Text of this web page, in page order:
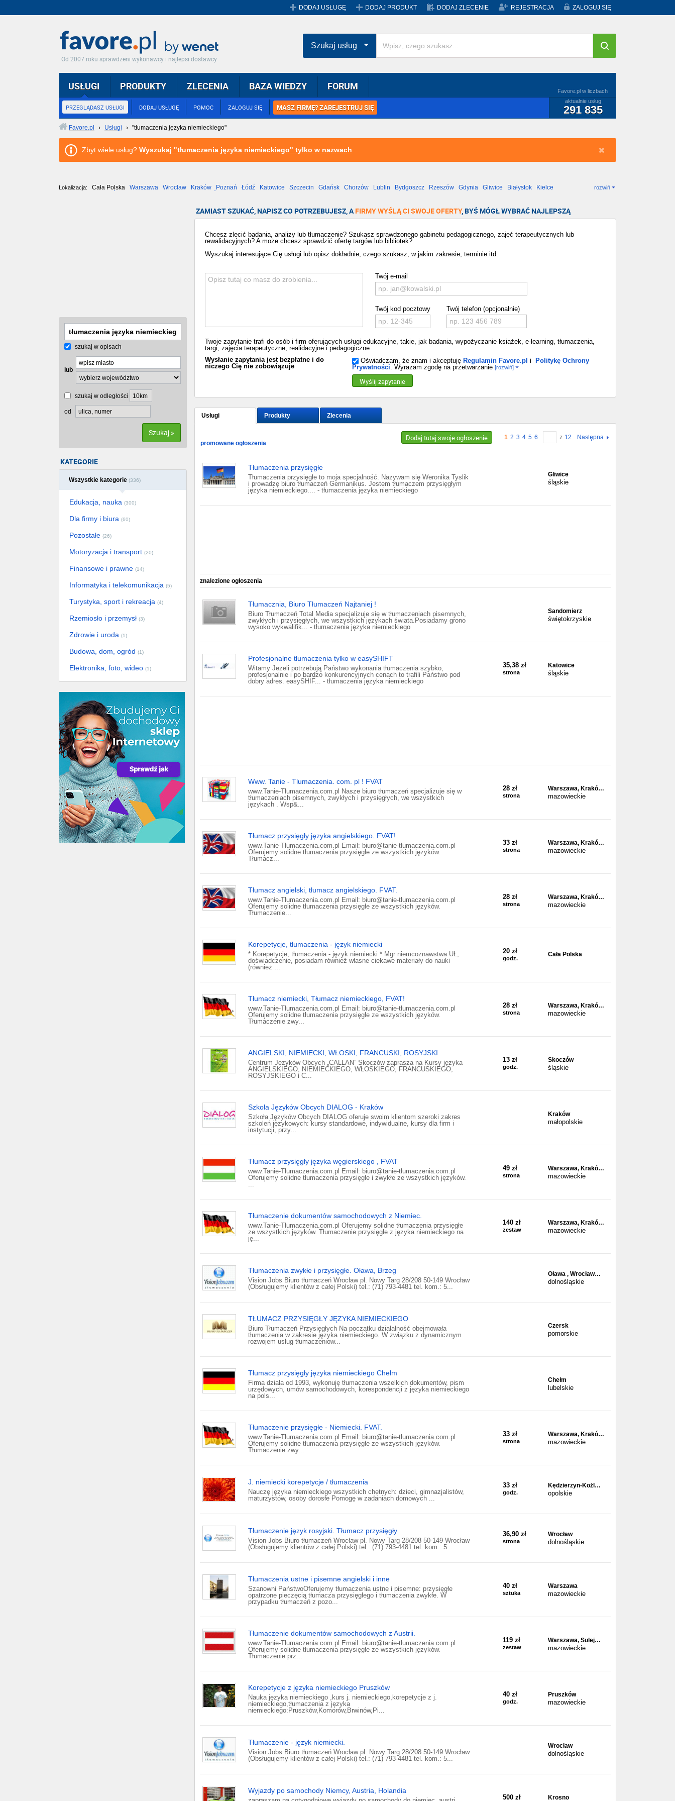
DODAJ USŁUGĘ DODAJ PRODUKT DODAJ ZLECENIE REJESTRACJA ZALOGUJ SIĘ
Od 2007 roku sprawdzeni wykonawcy i najlepsi dostawcy
USŁUGI
PRZEGLĄDASZ USŁUGI DODAJ USŁUGĘ POMOC ZALOGUJ SIĘ MASZ FIRMĘ? ZAREJESTRUJ SIĘ
Favore.pl w liczbach
aktualnie usług
291 835
PRODUKTY ZLECENIA BAZA WIEDZY FORUM
Szukaj usług
Favore.pl › Usługi › "tłumaczenia języka niemieckiego"
Zbyt wiele usług? Wyszukaj "tłumaczenia języka niemieckiego" tylko w nazwach
Lokalizacja: Cała Polska Warszawa Wrocław Kraków Poznań Łódź Katowice Szczecin Gdańsk Chorzów Lublin Bydgoszcz Rzeszów Gdynia Gliwice Białystok
Kielce
rozwiń
szukaj w opisach
lub
szukaj w odległości
od
Szukaj »
KATEGORIE
Wszystkie kategorie (336)
Edukacja, nauka (300)
Dla firmy i biura (60)
Pozostałe (26)
Motoryzacja i transport (20)
Finansowe i prawne (14)
Informatyka i telekomunikacja (5)
Turystyka, sport i rekreacja (4)
Rzemiosło i przemysł (3)
Zdrowie i uroda (1)
Budowa, dom, ogród (1)
Elektronika, foto, wideo (1)
ZAMIAST SZUKAĆ, NAPISZ CO POTRZEBUJESZ, AFIRMY WYŚLĄ CI SWOJE OFERTY, BYŚ MÓGŁ WYBRAĆ NAJLEPSZĄ
Chcesz zlecić badania, analizy lub tłumaczenie? Szukasz sprawdzonego gabinetu pedagogicznego, zajęć terapeutycznych lub
rewalidacyjnych? A może chcesz sprawdzić ofertę targów lub bibliotek?
Wyszukaj interesujące Cię usługi lub opisz dokładnie, czego szukasz, w jakim zakresie, terminie itd.
Twój e-mail
Twój kod pocztowy Twój telefon (opcjonalnie)
Twoje zapytanie trafi do osób i firm oferujących usługi edukacyjne, takie, jak badania, wypożyczanie książek, e-learning, tłumaczenia,
targi, zajęcia terapeutyczne, realidacyjne i pedagogiczne.
Wysłanie zapytania jest bezpłatne i do
niczego Cię nie zobowiązuje
Oświadczam, że znam i akceptuję Regulamin Favore.pl i
Politykę Ochrony
Prywatności. Wyrażam zgodę na przetwarzanie [rozwiń]
Wyślij zapytanie
Usługi Produkty Zlecenia
Dodaj tutaj swoje ogłoszenie
promowane ogłoszenia
1 2 3 4 5 6 z 12 Następna
Tłumaczenia przysięgłe
Tłumaczenia przysięgłe to moja specjalność. Nazywam się Weronika Tyslik
i prowadzę biuro tłumaczeń Germanikus. Jestem tłumaczem przysięgłym
języka niemieckiego.... - tłumaczenia języka niemieckiego
Gliwice
śląskie
znalezione ogłoszenia
Tłumacznia, Biuro Tłumaczeń Najtaniej !
Biuro Tłumaczeń Total Media specjalizuje się w tłumaczeniach pisemnych,
zwykłych i przysięgłych, we wszystkich językach świata.Posiadamy grono
wysoko wykwalifik... - tłumaczenia języka niemieckiego
Sandomierz
świętokrzyskie
Profesjonalne tłumaczenia tylko w easySHIFT
Witamy Jeżeli potrzebują Państwo wykonania tłumaczenia szybko,
profesjonalnie i po bardzo konkurencyjnych cenach to trafili Państwo pod
dobry adres. easySHIF... - tłumaczenia języka niemieckiego
35,38 zł
strona
Katowice
śląskie
Www. Tanie - Tlumaczenia. com. pl ! FVAT
www.Tanie-Tlumaczenia.com.pl Nasze biuro tłumaczeń specjalizuje się w
tłumaczeniach pisemnych, zwykłych i przysięgłych, we wszystkich
językach . Wsp&...
28 zł
strona
Warszawa, Krakó…
mazowieckie
Tłumacz przysięgły języka angielskiego. FVAT!
www.Tanie-Tlumaczenia.com.pl Email: biuro@tanie-tlumaczenia.com.pl
Oferujemy solidne tłumaczenia przysięgłe ze wszystkich języków.
Tłumacz...
33 zł
strona
Warszawa, Krakó…
mazowieckie
Tłumacz angielski, tłumacz angielskiego. FVAT.
www.Tanie-Tlumaczenia.com.pl Email: biuro@tanie-tlumaczenia.com.pl
Oferujemy solidne tłumaczenia przysięgłe ze wszystkich języków.
Tłumaczenie...
28 zł
strona
Warszawa, Krakó…
mazowieckie
Korepetycje, tłumaczenia - język niemiecki
* Korepetycje, tłumaczenia - język niemiecki * Mgr niemcoznawstwa UŁ,
doświadczenie, posiadam również własne ciekawe materiały do nauki
(również ...
20 zł
godz.
Cała Polska
Tłumacz niemiecki, Tłumacz niemieckiego, FVAT!
www.Tanie-Tlumaczenia.com.pl Email: biuro@tanie-tlumaczenia.com.pl
Oferujemy solidne tłumaczenia przysięgłe ze wszystkich języków.
Tłumaczenie zwy...
28 zł
strona
Warszawa, Krakó…
mazowieckie
ANGIELSKI, NIEMIECKI, WŁOSKI, FRANCUSKI, ROSYJSKI
Centrum Języków Obcych „CALLAN” Skoczów zaprasza na Kursy języka
ANGIELSKIEGO, NIEMIECKIEGO, WŁOSKIEGO, FRANCUSKIEGO,
ROSYJSKIEGO i C...
13 zł
godz.
Skoczów
śląskie
Szkoła Języków Obcych DIALOG - Kraków
Szkoła Języków Obcych DIALOG oferuje swoim klientom szeroki zakres
szkoleń językowych: kursy standardowe, indywidualne, kursy dla firm i
instytucji, przy...
Kraków
małopolskie
Tłumacz przysięgły języka węgierskiego , FVAT
www.Tanie-Tlumaczenia.com.pl Email: biuro@tanie-tlumaczenia.com.pl
Oferujemy solidne tłumaczenia przysięgłe i zwykłe ze wszystkich języków.
...
49 zł
strona
Warszawa, Krakó…
mazowieckie
Tłumaczenie dokumentów samochodowych z Niemiec.
www.Tanie-Tlumaczenia.com.pl Oferujemy solidne tłumaczenia przysięgłe
ze wszystkich języków. Tłumaczenie przysięgłe z języka niemieckiego na
ję...
140 zł
zestaw
Warszawa, Krakó…
mazowieckie
Tłumaczenia zwykłe i przysięgłe. Oława, Brzeg
Vision Jobs Biuro tłumaczeń Wrocław pl. Nowy Targ 28/208 50-149 Wrocław
(Obsługujemy klientów z całej Polski) tel.: (71) 793-4481 tel. kom.: 5...
Oława , Wrocław…
dolnośląskie
TŁUMACZ PRZYSIĘGŁY JĘZYKA NIEMIECKIEGO
Biuro Tłumaczeń Przysięgłych Na początku działalność obejmowała
tłumaczenia w zakresie języka niemieckiego. W związku z dynamicznym
rozwojem usług tłumaczeniow...
Czersk
pomorskie
Tłumacz przysięgły języka niemieckiego Chełm
Firma działa od 1993, wykonuję tłumaczenia wszelkich dokumentów, pism
urzędowych, umów samochodowych, korespondencji z języka niemieckiego
na pols...
Chełm
lubelskie
Tłumaczenie przysięgłe - Niemiecki. FVAT.
www.Tanie-Tlumaczenia.com.pl Email: biuro@tanie-tlumaczenia.com.pl
Oferujemy solidne tłumaczenia przysięgłe ze wszystkich języków.
Tłumaczenie zwy...
33 zł
strona
Warszawa, Krakó…
mazowieckie
J. niemiecki korepetycje / tłumaczenia
Nauczę języka niemieckiego wszystkich chętnych: dzieci, gimnazjalistów,
maturzystów, osoby dorosłe Pomogę w zadaniach domowych ...
33 zł
godz.
Kędzierzyn-Kożl…
opolskie
Tłumaczenie język rosyjski. Tłumacz przysięgły
Vision Jobs Biuro tłumaczeń Wrocław pl. Nowy Targ 28/208 50-149 Wrocław
(Obsługujemy klientów z całej Polski) tel.: (71) 793-4481 tel. kom.: 5...
36,90 zł
strona
Wrocław
dolnośląskie
Tłumaczenia ustne i pisemne angielski i inne
Szanowni PaństwoOferujemy tłumaczenia ustne i pisemne: przysięgłe
opatrzone pieczęcią tłumacza przysięgłego i tłumaczenia zwykłe. W
przypadku tłumaczeń z pozo...
40 zł
sztuka
Warszawa
mazowieckie
Tłumaczenie dokumentów samochodowych z Austrii.
www.Tanie-Tlumaczenia.com.pl Email: biuro@tanie-tlumaczenia.com.pl
Oferujemy solidne tłumaczenia przysięgłe ze wszystkich języków.
Tłumaczenie prz...
119 zł
zestaw
Warszawa, Sulej…
mazowieckie
Korepetycje z języka niemieckiego Pruszków
Nauka języka niemieckiego ,kurs j. niemieckiego,korepetycje z j.
niemieckiego,tłumaczenia z języka
niemieckiego:Pruszków,Komorów,Brwinów,Pi...
40 zł
godz.
Pruszków
mazowieckie
Tłumaczenie - język niemiecki.
Vision Jobs Biuro tłumaczeń Wrocław pl. Nowy Targ 28/208 50-149 Wrocław
(Obsługujemy klientów z całej Polski) tel.: (71) 793-4481 tel. kom.: 5...
Wrocław
dolnośląskie
Wyjazdy po samochody Niemcy, Austria, Holandia
500 zł Krosno